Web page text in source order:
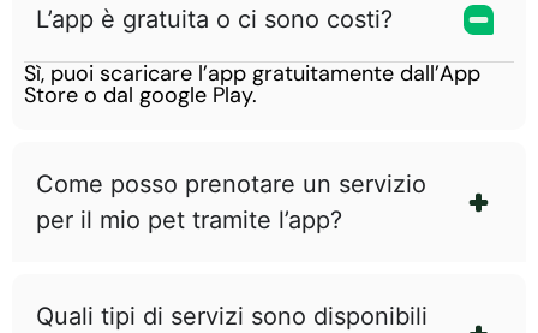
L’app è gratuita o ci sono costi?
Sì, puoi scaricare l’app gratuitamente dall’App
Store o dal google Play.
Come posso prenotare un servizio
per il mio pet tramite l’app?
Quali tipi di servizi sono disponibili